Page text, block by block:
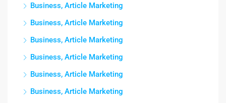
Business, Article Marketing
Business, Article Marketing
Business, Article Marketing
Business, Article Marketing
Business, Article Marketing
Business, Article Marketing